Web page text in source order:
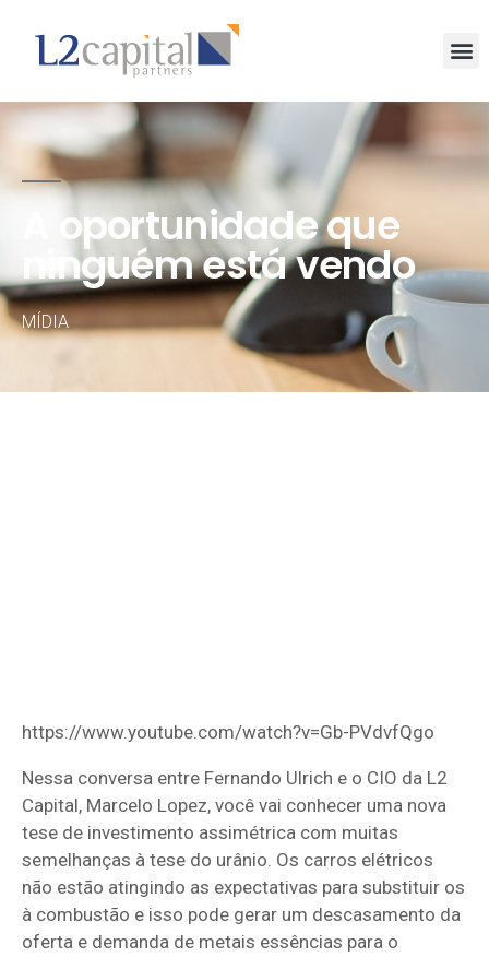
A oportunidade que
ninguém está vendo
MÍDIA
https://www.youtube.com/watch?v=Gb-PVdvfQgo
Nessa conversa entre Fernando Ulrich e o CIO da L2
Capital, Marcelo Lopez, você vai conhecer uma nova
tese de investimento assimétrica com muitas
semelhanças à tese do urânio. Os carros elétricos
não estão atingindo as expectativas para substituir os
à combustão e isso pode gerar um descasamento da
oferta e demanda de metais essências para o